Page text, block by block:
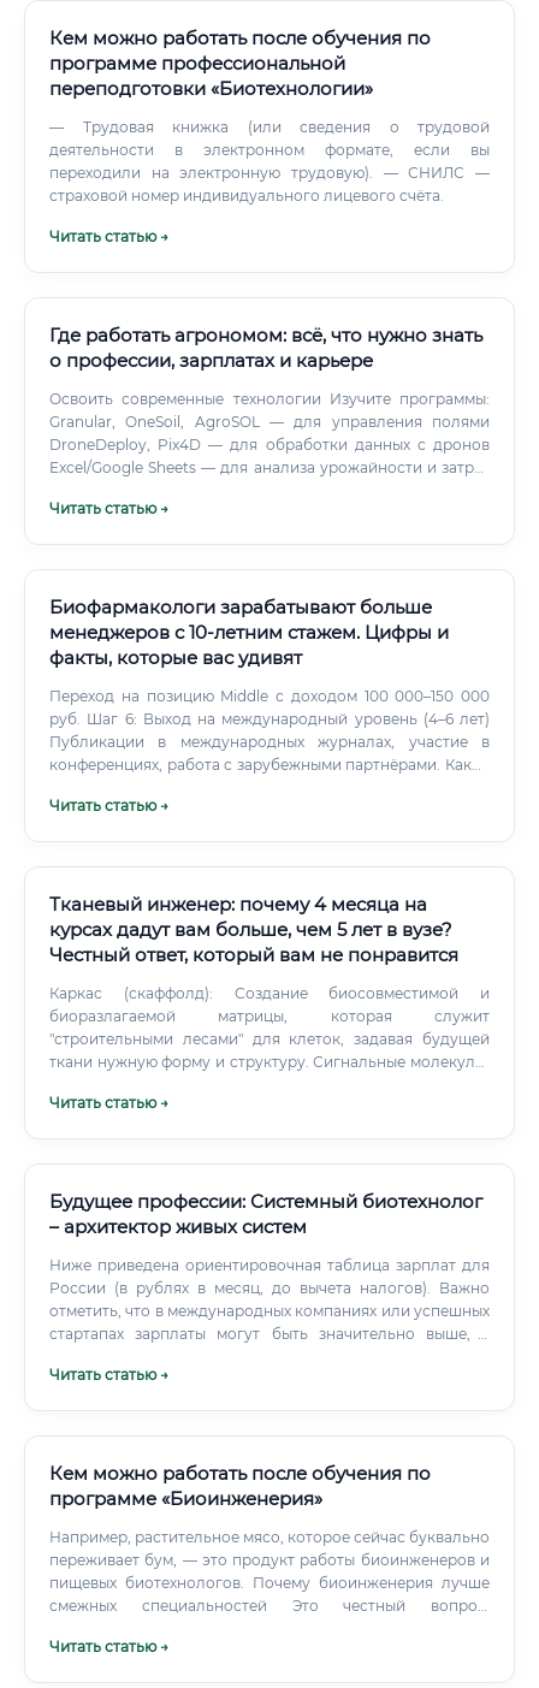
Кем можно работать после обучения по
программе профессиональной
переподготовки «Биотехнологии»
— Трудовая книжка (или сведения о трудовой
деятельности в электронном формате, если вы
переходили на электронную трудовую). — СНИЛС —
страховой номер индивидуального лицевого счёта.
Читать статью →
Где работать агрономом: всё, что нужно знать
о профессии, зарплатах и карьере
Освоить современные технологии Изучите программы:
Granular, OneSoil, AgroSOL — для управления полями
DroneDeploy, Pix4D — для обработки данных с дронов
Excel/Google Sheets — для анализа урожайности и затрат
соберите кейсы: результаты учебных проектов, аналитику
агроном Через 1–2 сезона вы сможете претендовать на
более серьёзные должности.
Читать статью →
Биофармакологи зарабатывают больше
менеджеров с 10-летним стажем. Цифры и
факты, которые вас удивят
Переход на позицию Middle с доходом 100 000–150 000
руб. Шаг 6: Выход на международный уровень (4–6 лет)
Публикации в международных журналах, участие в
конференциях, работа с зарубежными партнёрами. Какие
биофармакологом в России требуется стандартный
биология, химия, биотехнология) ✅ Трудовая книжка
(или сведения о трудовой деятельности) ✅ Паспорт
гражданина РФ ✅ СНИЛС, ИНН ✅ Медицинская книжка
(при работе в производственных условиях) ✅
Сертификаты о прохождении дополнительных курсов
(GCP, GMP, GLP, биостатистика) ✅ Список научных
публикаций (для позиций в R&D и академической сфере)
✅ Рекомендательные письма (приветствуются крупными
подтверждённое сертификатом (IELTS, TOEFL) или по
стандартам (ICH, FDA Guidelines, EMA).
Читать статью →
Тканевый инженер: почему 4 месяца на
курсах дадут вам больше, чем 5 лет в вузе?
Честный ответ, который вам не понравится
Каркас (скаффолд): Создание биосовместимой и
биоразлагаемой матрицы, которая служит
"строительными лесами" для клеток, задавая будущей
ткани нужную форму и структуру. Сигнальные молекулы:
веществ, которые стимулируют клетки к росту, делению и
Читать статью →
Будущее профессии: Системный биотехнолог
– архитектор живых систем
Ниже приведена ориентировочная таблица зарплат для
России (в рублях в месяц, до вычета налогов). Важно
отметить, что в международных компаниях или успешных
стартапах зарплаты могут быть значительно выше, а
Читать статью →
Кем можно работать после обучения по
программе «Биоинженерия»
Например, растительное мясо, которое сейчас буквально
переживает бум, — это продукт работы биоинженеров и
пищевых биотехнологов. Почему биоинженерия лучше
смежных специальностей Это честный вопрос,
биоинженерия реально выигрывает у ближайших
Читать статью →